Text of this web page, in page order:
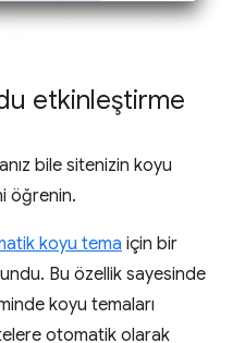
etkinleştirme
bile sitenizin koyu
öğrenin.
koyu tema için bir
Bu özellik sayesinde
koyu temaları
otomatik olarak